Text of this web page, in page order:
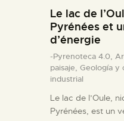
Le lac de
Pyrénées et
d’énergie
-Pyrenoteca 4.0,
paisaje, Geología y
industrial
Le lac de l’Oule,
Pyrénées, est un